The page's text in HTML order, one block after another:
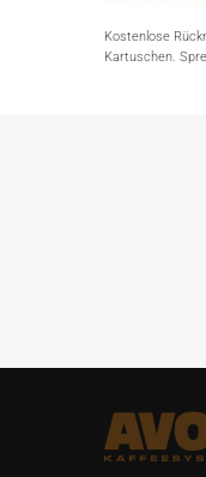
Kostenlose
Kartuschen.